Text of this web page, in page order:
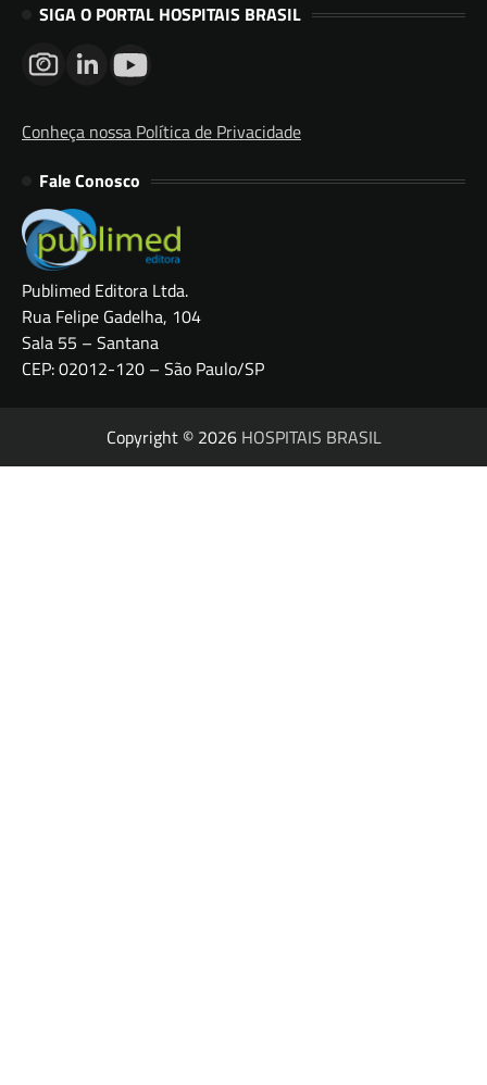
SIGA O PORTAL HOSPITAIS BRASIL
Conheça nossa Política de Privacidade
Fale Conosco
Publimed Editora Ltda.
Rua Felipe Gadelha, 104
Sala 55 – Santana
CEP: 02012-120 – São Paulo/SP
Copyright © 2026 HOSPITAIS BRASIL